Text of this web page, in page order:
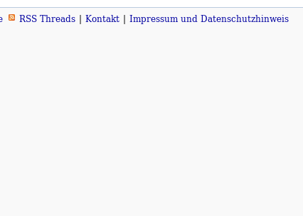
RSS Threads Kontakt Impressum und Datenschutzhinweis